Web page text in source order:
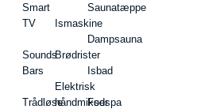
Smart
TV
Sounds
Bars
Trådløse
Ismaskine
Brødrister
Elektrisk
håndmikser
Saunatæppe
Dampsauna
Isbad
Fodspa